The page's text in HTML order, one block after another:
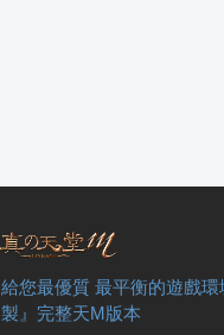
給您最優質 最平衡的遊戲
製』完整天M版本